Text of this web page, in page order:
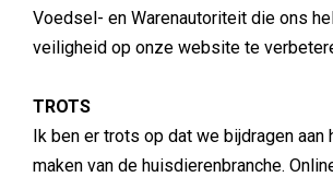
Voedsel- en Warenautoriteit die ons
veiligheid op onze website te
TROTS
Ik ben er trots op dat we bijdragen aan
maken van de huisdierenbranche.